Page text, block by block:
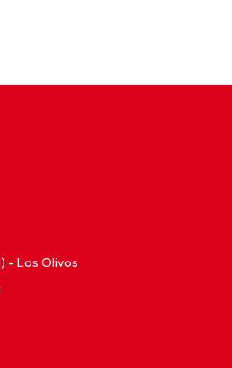
- Los Olivos